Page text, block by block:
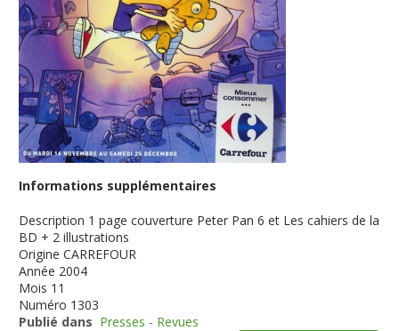
Informations supplémentaires
Description 1 page couverture Peter Pan 6 et Les cahiers de la
BD + 2 illustrations
Origine CARREFOUR
Année 2004
Mois 11
Numéro 1303
Publié dans Presses - Revues